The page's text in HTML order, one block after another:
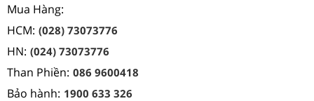
Mua Hàng:
HCM: (028) 73073776
HN: (024) 73073776
Than Phiền: 086 9600418
Bảo hành: 1900 633 326